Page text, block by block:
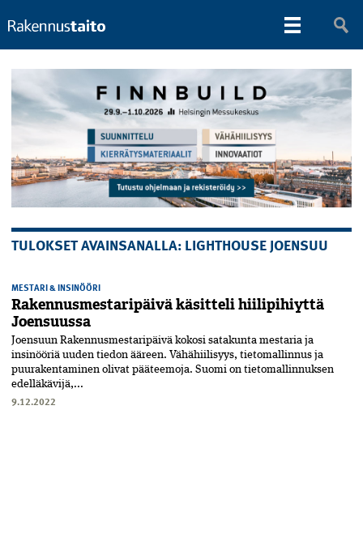
TULOKSET AVAINSANALLA: LIGHTHOUSE JOENSUU
MESTARI & INSINÖÖRI
Rakennus­mestaripäivä käsitteli hiilipihiyttä
Joensuussa
Joensuun Rakennus­mestaripäivä kokosi satakunta mestaria ja
insinööriä uuden tiedon ääreen. Vähähiilisyys, tietomallinnus ja
puurakentaminen olivat pääteemoja. Suomi on tietomallinnuksen
edelläkävijä,...
9.12.2022